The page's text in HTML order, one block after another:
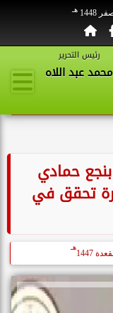
هـ
رئيس التحرير
محمد عبد اللاه
حمادي
تحقق في
هـ